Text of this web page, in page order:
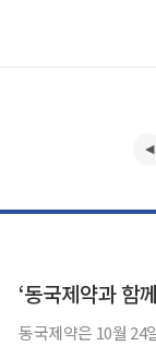
‘동국제약과 함
동국제약은 10월 24